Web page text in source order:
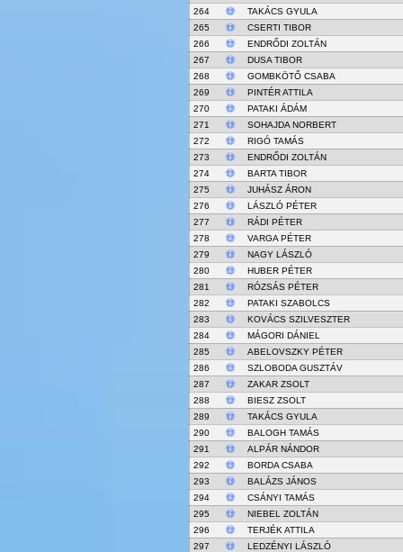
264
TAKÁCS GYULA
265
CSERTI TIBOR
266
ENDRŐDI ZOLTÁN
267
DUSA TIBOR
268
GOMBKÖTŐ CSABA
269
PINTÉR ATTILA
270
PATAKI ÁDÁM
271
SOHAJDA NORBERT
272
RIGÓ TAMÁS
273
ENDRŐDI ZOLTÁN
274
BARTA TIBOR
275
JUHÁSZ ÁRON
276
LÁSZLÓ PÉTER
277
RÁDI PÉTER
278
VARGA PÉTER
279
NAGY LÁSZLÓ
280
HUBER PÉTER
281
RÓZSÁS PÉTER
282
PATAKI SZABOLCS
283
KOVÁCS SZILVESZTER
284
MÁGORI DÁNIEL
285
ABELOVSZKY PÉTER
286
SZLOBODA GUSZTÁV
287
ZAKAR ZSOLT
288
BIESZ ZSOLT
289
TAKÁCS GYULA
290
BALOGH TAMÁS
291
ALPÁR NÁNDOR
292
BORDA CSABA
293
BALÁZS JÁNOS
294
CSÁNYI TAMÁS
295
NIEBEL ZOLTÁN
296
TERJÉK ATTILA
297
LEDZÉNYI LÁSZLÓ